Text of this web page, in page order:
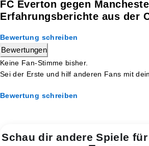
FC Everton gegen
Erfahrungsberichte aus der
Bewertung schreiben
Bewertungen
Keine Fan-Stimme bisher.
Sei der Erste und hilf anderen Fans mit
Bewertung schreiben
Schau dir andere Spiele